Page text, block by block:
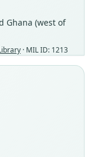
Ghana (west of
· MIL ID: 1213